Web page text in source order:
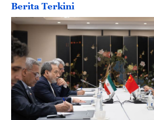
Berita Terkini